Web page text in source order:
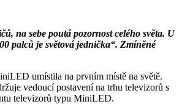
na sebe poutá pozornost celého světa. U
palců je světová jednička“. Zmíněné
umístila na prvním místě na světě.
vedoucí postavení na trhu televizorů s
televizorů typu MiniLED.